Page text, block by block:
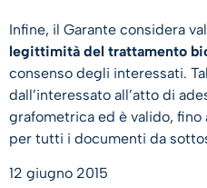
Infine, il Garante considera
legittimità del trattamento
consenso degli interessati.
dall’interessato all’atto di
grafometrica ed è valido, fino
per tutti i documenti da
12 giugno 2015